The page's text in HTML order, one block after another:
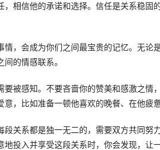
相信他的承诺和选择。信任是关系稳固
，会成为你们之间最宝贵的记忆。无论
的情感联系。
被感知。不要吝啬你的赞美和感激之情
，比如准备一顿他喜欢的晚餐、在他疲
关系都是独一无二的，需要双方共同努
投入并享受这段关系时，你会发现，让